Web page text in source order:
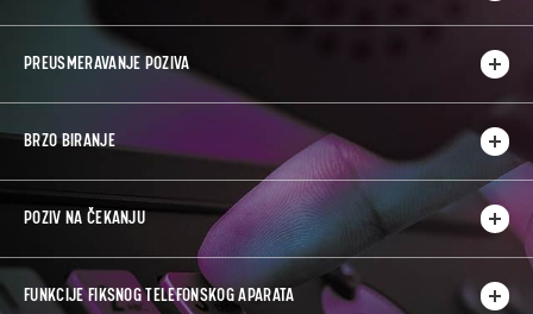
PREUSMERAVANJE POZIVA
BRZO BIRANJE
POZIV NA ČEKANJU
FUNKCIJE FIKSNOG TELEFONSKOG APARATA